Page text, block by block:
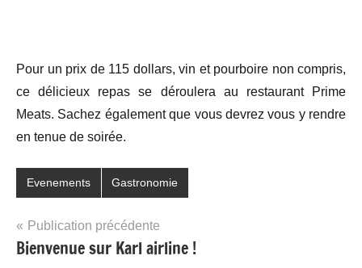
Pour un prix de 115 dollars, vin et pourboire non compris,
ce délicieux repas se déroulera au restaurant Prime
Meats. Sachez également que vous devrez vous y rendre
en tenue de soirée.
Evenements Gastronomie
Navigation
de
Publication précédente
Bienvenue sur Karl airline !